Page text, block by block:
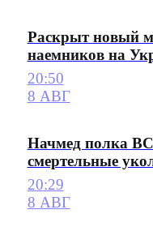
Раскрыт новый
наемников на
20:50
8 АВГ
Начмед полка
смертельные
20:29
8 АВГ